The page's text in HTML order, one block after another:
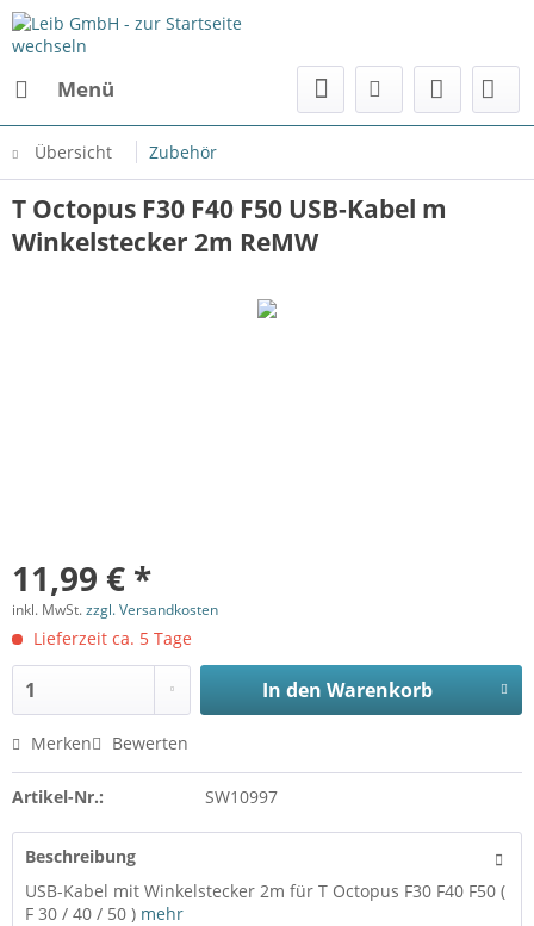
Menü
Übersicht Zubehör
T Octopus F30 F40 F50 USB-Kabel m
Winkelstecker 2m ReMW
11,99 € *
inkl. MwSt.zzgl. Versandkosten
Lieferzeit ca. 5 Tage
In den Warenkorb
Merken Bewerten
Artikel-Nr.: SW10997
Beschreibung
USB-Kabel mit Winkelstecker 2m für T Octopus F30 F40 F50 (
F 30 / 40 / 50 ) mehr